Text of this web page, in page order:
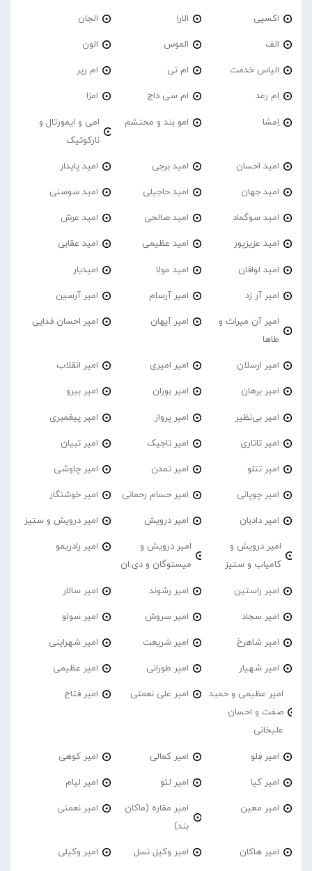
اکسپی الارا الجان
الف الموس الون
الیاس خدمت ام تی ام رپر
اِم رعد ام سی داج امزا
اِمشا امو بند و محتشم
امی و ایمورتال و
نارکوتیک
امید احسان امید برجی امید پایدار
امید جهان امید حاجیلی امید سوسنی
امید سوگماد امید صالحی امید عرش
امید عزیزپور امید عظیمی امید عقابی
امید لوافان امید مولا امیدیار
امیر آر زد امیر آرسام امیر آرسین
امیر آن میراث و
طاها
امیر آیهان امیر احسان فدایی
امیر ارسلان امیر امیری امیر انقلاب
امیر برهان امیر‌ بوران امیر بیرو
امیر بی‌نظیر امیر پرواز امیر پیغمبری
امیر تاتاری امیر تاجیک امیر تبیان
امیر تتلو امیر تمدن امیر چاوشی
امیر چوپانی امیر حسام رحمانی امیر خوشنگار
امیر دادبان امیر درویش امیر درویش و ستیز
امیر درویش و
کامیاب و ستیز
امیر درویش و
میستوگان و دی.ان
امیر رادریمو
امیر راستین امیر رشوند امیر سالار
امیر سجاد امیر سروش امیر سولو
امیر شاهرخ امیر شریعت امیر شهراینی
امیر شهیار امیر طورانی امیر عظیمی
امیر عظیمی و حمید
صفت و احسان
علیخانی
امیر علی نعمتی امیر فتاح
امیر فِلو امیر کمالی امیر کوهی
امیر کیا امیر لئو امیر لیام
امیر معین
امیر مقاره (ماکان
بند)
امیر نعمتی
امیر هاکان امیر وکیل نسل امیر وکیلی